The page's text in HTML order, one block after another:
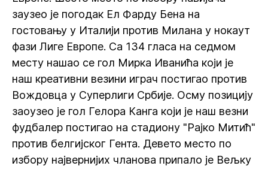
заузео је погодак Ел Фарду Бена на
гостовању у Италији против Милана у нокаут
фази Лиге Европе. Са 134 гласа на седмом
месту нашао се гол Мирка Иванића који је
наш креативни везини играч постигао против
Вождовца у Суперлиги Србије. Осму позицију
заоузео је гол Гелора Канга који је наш везни
фудбалер постигао на стадиону "Рајко Митић"
против белгијског Гента. Девето место по
избору највернијих чланова припало је Вељку